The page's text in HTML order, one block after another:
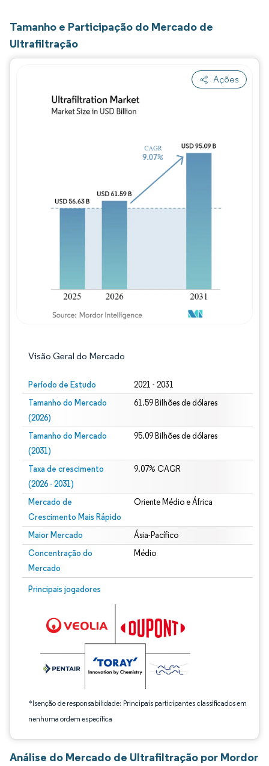
Tamanho e Participação do Mercado de
Ultrafiltração
Ações
Visão Geral do Mercado
Período de Estudo 2021 - 2031
Tamanho do Mercado
(2026)
61.59 Bilhões de dólares
Tamanho do Mercado
(2031)
95.09 Bilhões de dólares
Taxa de crescimento
(2026 - 2031)
9.07% CAGR
Mercado de
Crescimento Mais Rápido
Oriente Médio e África
Maior Mercado Ásia-Pacífico
Concentração do
Mercado
Médio
Principais jogadores
*Isenção de responsabilidade: Principais participantes classificados em
nenhuma ordem específica
Imagem © Mordor Intelligence. O reuso requer atribuição conforme CC BY 4.0.
Análise do Mercado de Ultrafiltração por Mordor